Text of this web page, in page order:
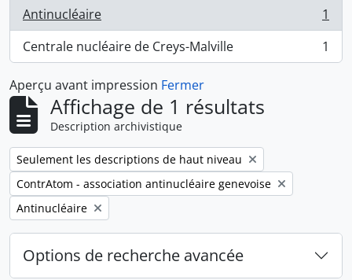
Antinucléaire
, 1 résultats
1
Centrale nucléaire de Creys-Malville
, 1 résultats 1
Aperçu avant impression Fermer
Affichage de 1 résultats
Description archivistique
Remove filter:
Seulement les descriptions de haut niveau
Remove filter:
ContrAtom - association antinucléaire genevoise
Remove filter:
Antinucléaire
Options de recherche avancée